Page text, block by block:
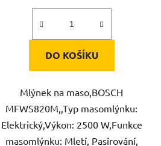
DO KOŠÍKU
Mlýnek na maso,BOSCH
MFWS820M,,Typ masomlýnku:
Elektrický,Výkon: 2500 W,Funkce
masomlýnku: Mletí, Pasírování,